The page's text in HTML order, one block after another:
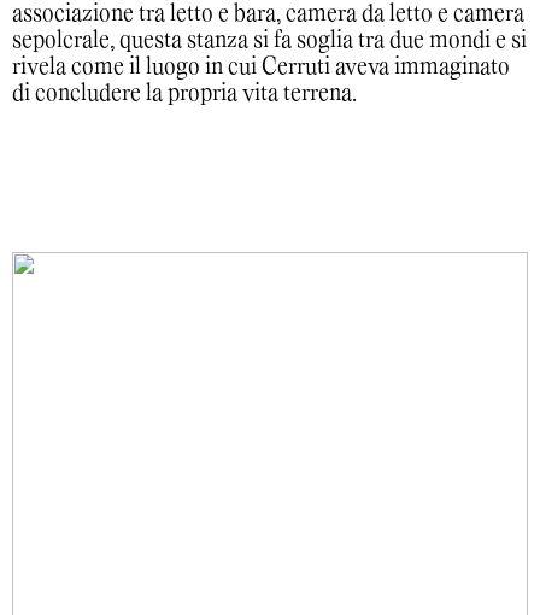
associazione tra letto e bara, camera da letto e camera
sepolcrale, questa stanza si fa soglia tra due mondi e si
rivela come il luogo in cui Cerruti aveva immaginato
di concludere la propria vita terrena.